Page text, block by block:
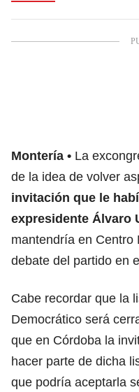
Montería La
de la idea de volver
invitación que le
expresidente Álvaro
mantendría en Centro
debate del partido en
Cabe recordar que la
Democrático será
que en Córdoba la
hacer parte de dicha
que podría aceptarla